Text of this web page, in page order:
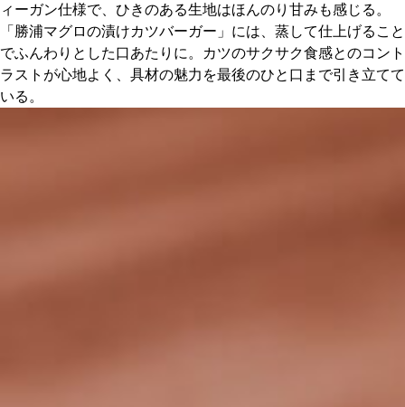
ィーガン仕様で、ひきのある生地はほんのり甘みも感じる。
「勝浦マグロの漬けカツバーガー」には、蒸して仕上げること
でふんわりとした口あたりに。カツのサクサク食感とのコント
ラストが心地よく、具材の魅力を最後のひと口まで引き立てて
いる。